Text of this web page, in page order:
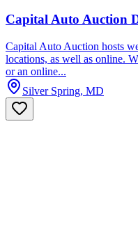
Capital Auto Auction
Capital Auto Auction hosts
locations, as well as online.
or an online...
Silver Spring, MD